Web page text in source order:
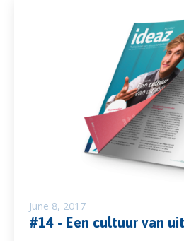
June 8, 2017
#14 - Een cultuur van